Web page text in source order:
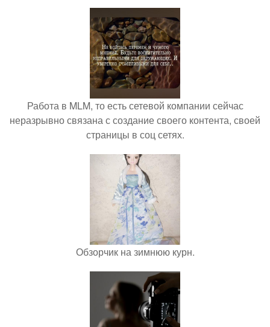
Работа в MLM, то есть сетевой компании сейчас
неразрывно связана с создание своего контента, своей
страницы в соц сетях.
Обзорчик на зимнюю курн.